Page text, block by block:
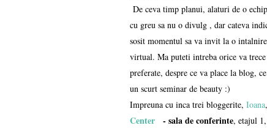
De ceva timp planui, alaturi de o
cu greu sa nu o divulg , dar cateva
sosit momentul sa va invit la o
virtual. Ma puteti intreba orice va
preferate, despre ce va place la blog,
un scurt seminar de beauty :)
Impreuna cu inca trei bloggerite, Ioana,
Center
- sala de conferinte, etajul